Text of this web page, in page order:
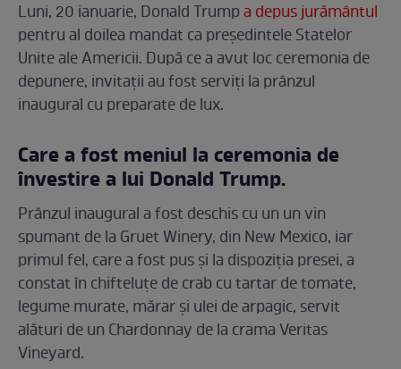
Luni, 20 ianuarie, Donald Trumpa depus jurământul
pentru al doilea mandat ca președintele Statelor
Unite ale Americii. După ce a avut loc ceremonia de
depunere, invitații au fost serviți la prânzul
inaugural cu preparate de lux.
Care a fost meniul la ceremonia de
învestire a lui Donald Trump.
Prânzul inaugural a fost deschis cu un un vin
spumant de la Gruet Winery, din New Mexico, iar
primul fel, care a fost pus și la dispoziția presei, a
constat în chifteluțe de crab cu tartar de tomate,
legume murate, mărar și ulei de arpagic, servit
alături de un Chardonnay de la crama Veritas
Vineyard.